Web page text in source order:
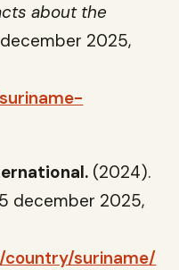
about the
2025,
(2024).
december 2025,
suriname/